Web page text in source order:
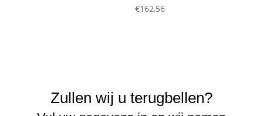
€162,56
Zullen wij u terugbellen?